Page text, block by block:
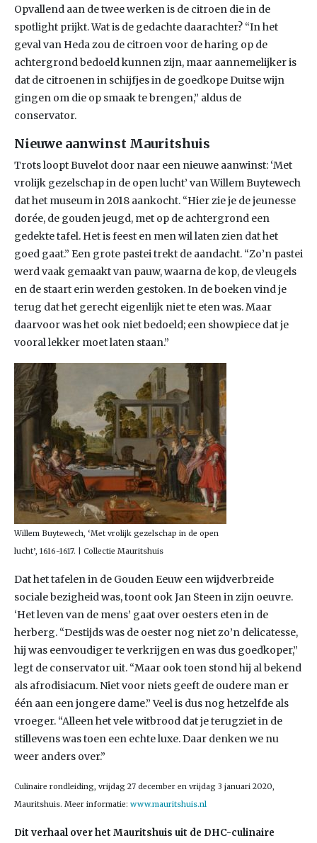
Opvallend aan de twee werken is de citroen die in de
spotlight prijkt. Wat is de gedachte daarachter? “In het
geval van Heda zou de citroen voor de haring op de
achtergrond bedoeld kunnen zijn, maar aannemelijker is
dat de citroenen in schijfjes in de goedkope Duitse wijn
gingen om die op smaak te brengen,” aldus de
conservator.
Nieuwe aanwinst Mauritshuis
Trots loopt Buvelot door naar een nieuwe aanwinst: ‘Met
vrolijk gezelschap in de open lucht’ van Willem Buytewech
dat het museum in 2018 aankocht. “Hier zie je de jeunesse
dorée, de gouden jeugd, met op de achtergrond een
gedekte tafel. Het is feest en men wil laten zien dat het
goed gaat.” Een grote pastei trekt de aandacht. “Zo’n pastei
werd vaak gemaakt van pauw, waarna de kop, de vleugels
en de staart erin werden gestoken. In de boeken vind je
terug dat het gerecht eigenlijk niet te eten was. Maar
daarvoor was het ook niet bedoeld; een showpiece dat je
vooral lekker moet laten staan.”
Willem Buytewech, ‘Met vrolijk gezelschap in de open
lucht’, 1616-1617. | Collectie Mauritshuis
Dat het tafelen in de Gouden Eeuw een wijdverbreide
sociale bezigheid was, toont ook Jan Steen in zijn oeuvre.
‘Het leven van de mens’ gaat over oesters eten in de
herberg. “Destijds was de oester nog niet zo’n delicatesse,
hij was eenvoudiger te verkrijgen en was dus goedkoper,”
legt de conservator uit. “Maar ook toen stond hij al bekend
als afrodisiacum. Niet voor niets geeft de oudere man er
één aan een jongere dame.” Veel is dus nog hetzelfde als
vroeger. “Alleen het vele witbrood dat je terugziet in de
stillevens was toen een echte luxe. Daar denken we nu
weer anders over.”
Culinaire rondleiding, vrijdag 27 december en vrijdag 3 januari 2020,
Mauritshuis. Meer informatie: www.mauritshuis.nl
Dit verhaal over het Mauritshuis uit de DHC-culinaire